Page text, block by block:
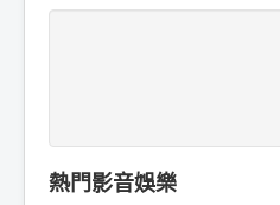
熱門影音娛樂